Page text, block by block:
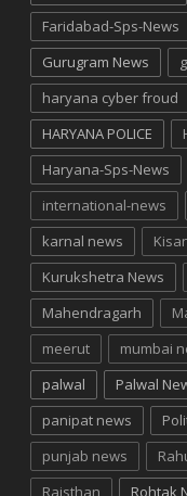
Faridabad-Sps-News
Gurugram News
haryana cyber froud
HARYANA POLICE
Haryana-Sps-News
international-news
karnal news
Kurukshetra News
Mahendragarh
meerut
mumbai
palwal
Palwal
panipat news
punjab news
Rajsthan
Rohtak